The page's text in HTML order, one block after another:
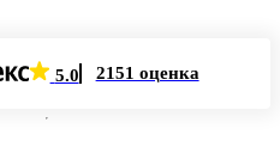
5.0 2151 оценка